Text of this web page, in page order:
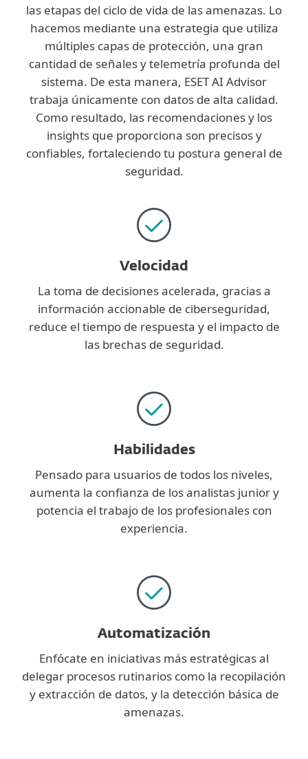
las etapas del ciclo de vida de las amenazas. Lo
hacemos mediante una estrategia que utiliza
múltiples capas de protección, una gran
cantidad de señales y telemetría profunda del
sistema. De esta manera, ESET AI Advisor
trabaja únicamente con datos de alta calidad.
Como resultado, las recomendaciones y los
insights que proporciona son precisos y
confiables, fortaleciendo tu postura general de
seguridad.
Velocidad
La toma de decisiones acelerada, gracias a
información accionable de ciberseguridad,
reduce el tiempo de respuesta y el impacto de
las brechas de seguridad.
Habilidades
Pensado para usuarios de todos los niveles,
aumenta la confianza de los analistas junior y
potencia el trabajo de los profesionales con
experiencia.
Automatización
Enfócate en iniciativas más estratégicas al
delegar procesos rutinarios como la recopilación
y extracción de datos, y la detección básica de
amenazas.